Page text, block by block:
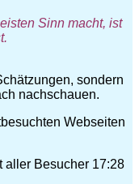
Sinn macht, ist
sondern
nachschauen.
Webseiten
aller Besucher 17:28